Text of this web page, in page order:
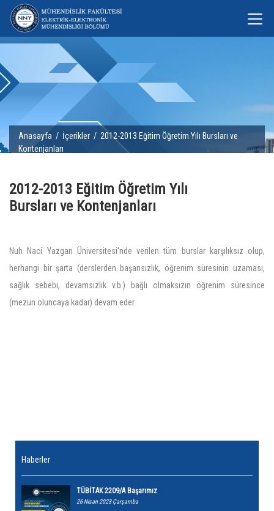
Anasayfa / İçerikler / 2012-2013 Eğitim Öğretim Yılı Bursları ve
Kontenjanları
2012-2013 Eğitim Öğretim Yılı
Bursları ve Kontenjanları
Nuh Naci Yazgan Üniversitesi'nde verilen tüm burslar karşılıksız olup,
herhangi bir şarta (derslerden başarısızlık, öğrenim süresinin uzaması,
sağlık sebebi, devamsızlık v.b.) bağlı olmaksızın öğrenim süresince
(mezun oluncaya kadar) devam eder.
Haberler
TÜBİTAK 2209/A Başarımız
26 Nisan 2023 Çarşamba